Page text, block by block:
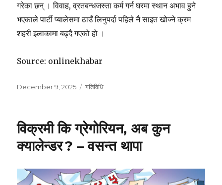
गरेका छन् । विवाह, व्रतबन्धजस्ता कर्म गर्न घरमा स्थान अभाव हुने
भएकाले पार्टी प्यालेसमा ठाउँ लिनुपर्दा पहिले नै साइत खोज्ने क्रम
शहरी इलाकामा बढ्दै गएको हो ।
Source: onlinekhabar
Posted
December 9, 2025 Categories
गतिविधि
विक्रमी कि ग्रेगोरियन, अब कुन
क्यालेन्डर ? – वसन्त थापा